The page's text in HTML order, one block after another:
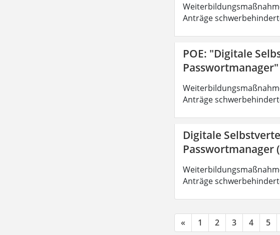
Anträge
POE: "Digitale
Passwortmanager"
Anträge
Digitale
Passwortmanager
Anträge
« 1 2 3 4 5